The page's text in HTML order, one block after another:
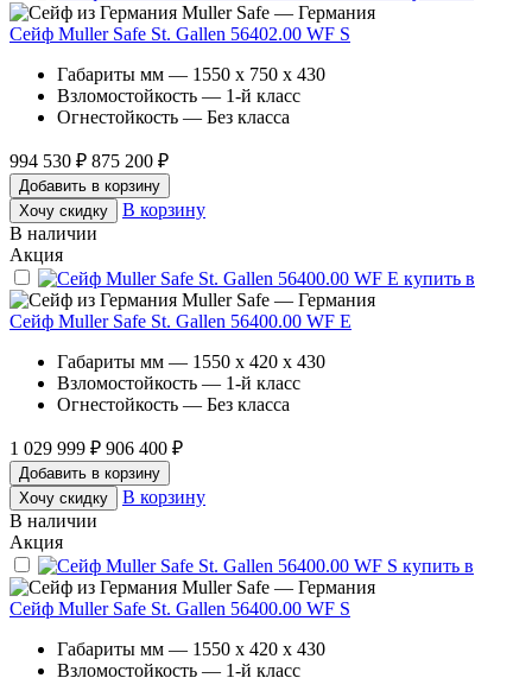
Muller Safe — Германия
Сейф Muller Safe St. Gallen 56402.00 WF S
Габариты мм — 1550 x 750 x 430
Взломостойкость — 1-й класс
Огнестойкость — Без класса
994 530 ₽ 875 200 ₽
Добавить в корзину
Хочу скидку
В корзину
В наличии
Акция
Muller Safe — Германия
Сейф Muller Safe St. Gallen 56400.00 WF E
Габариты мм — 1550 x 420 x 430
Взломостойкость — 1-й класс
Огнестойкость — Без класса
1 029 999 ₽ 906 400 ₽
Добавить в корзину
Хочу скидку
В корзину
В наличии
Акция
Muller Safe — Германия
Сейф Muller Safe St. Gallen 56400.00 WF S
Габариты мм — 1550 x 420 x 430
Взломостойкость — 1-й класс